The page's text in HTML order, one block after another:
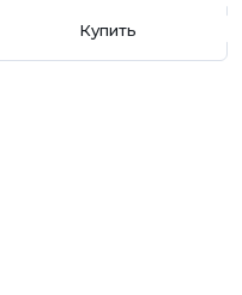
Купить